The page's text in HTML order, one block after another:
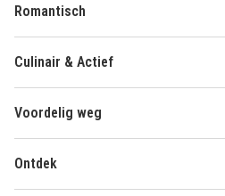
Romantisch
Culinair & Actief
Voordelig weg
Ontdek